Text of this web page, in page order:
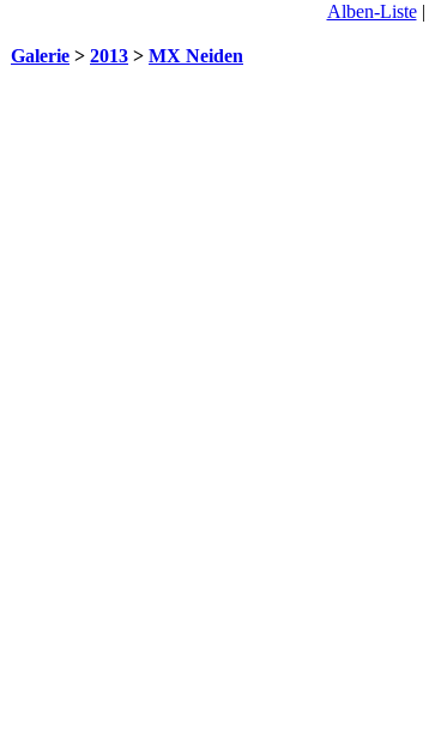
Alben-Liste|
Galerie > 2013 > MX Neiden